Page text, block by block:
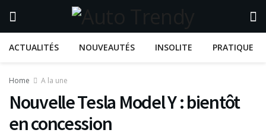
ACTUALITÉS NOUVEAUTÉS INSOLITE PRATIQUE
Home A la une
Nouvelle Tesla Model Y : bientôt
en concession